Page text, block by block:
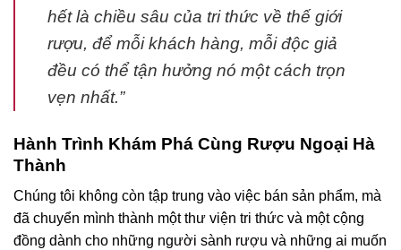
hết là chiều sâu của tri thức về thế giới
rượu, để mỗi khách hàng, mỗi độc giả
đều có thể tận hưởng nó một cách trọn
vẹn nhất.”
Hành Trình Khám Phá Cùng Rượu Ngoại Hà
Thành
Chúng tôi không còn tập trung vào việc bán sản phẩm, mà
đã chuyển mình thành một thư viện tri thức và một cộng
đồng dành cho những người sành rượu và những ai muốn